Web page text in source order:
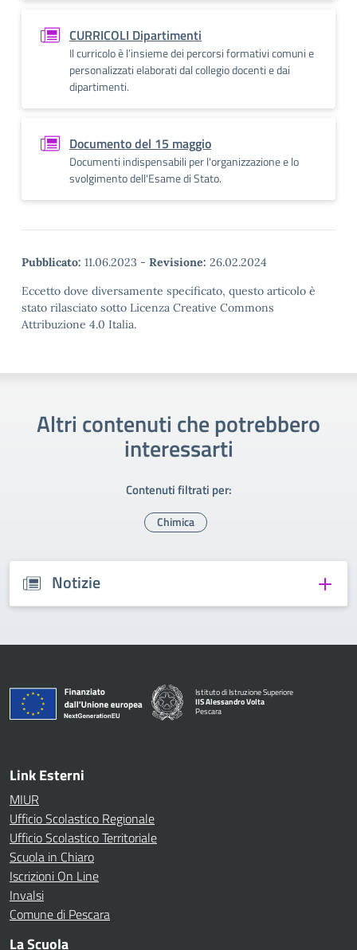
CURRICOLI Dipartimenti
Il curricolo è l’insieme dei percorsi formativi comuni e
personalizzati elaborati dal collegio docenti e dai
dipartimenti.
Documento del 15 maggio
Documenti indispensabili per l'organizzazione e lo
svolgimento dell'Esame di Stato.
Pubblicato: 11.06.2023 - Revisione: 26.02.2024
Eccetto dove diversamente specificato, questo articolo è
stato rilasciato sotto Licenza Creative Commons
Attribuzione 4.0 Italia.
Altri contenuti che potrebbero
interessarti
Contenuti filtrati per:
Chimica
Notizie
Istituto di Istruzione Superiore
IIS Alessandro Volta
Pescara
Link Esterni
MIUR
Ufficio Scolastico Regionale
Ufficio Scolastico Territoriale
Scuola in Chiaro
Iscrizioni On Line
Invalsi
Comune di Pescara
La Scuola